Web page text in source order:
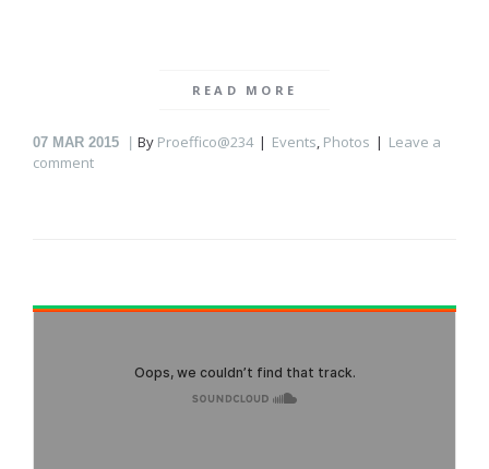
READ MORE
07 MAR 2015 By Proeffico@234 Events, Photos
Leave a
comment